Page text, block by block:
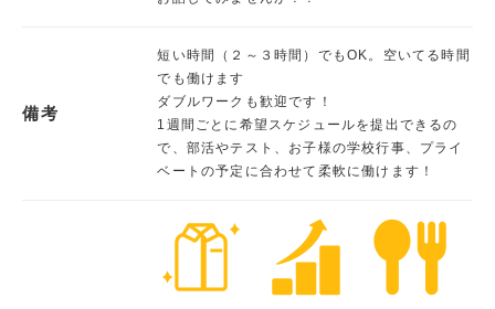
備考
短い時間（２～３時間）でもOK。空いてる時間
でも働けます
ダブルワークも歓迎です！
1週間ごとに希望スケジュールを提出できるの
で、部活やテスト、お子様の学校行事、プライ
ベートの予定に合わせて柔軟に働けます！